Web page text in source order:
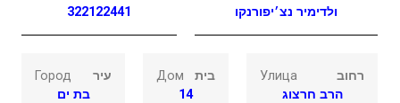
322122441
ולדימיר נצ׳יפורנקו
Город
עיר
בת ים
Дом
בית
14
Улица
רחוב
הרב חרצוג